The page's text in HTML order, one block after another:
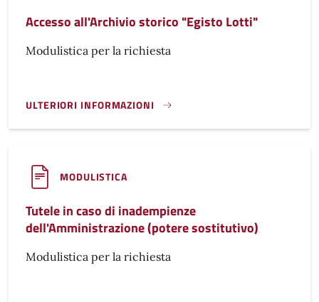
Accesso all'Archivio storico "Egisto Lotti"
Modulistica per la richiesta
ULTERIORI INFORMAZIONI
ACCESSO ALL'ARCHIVIO STORICO "EGISTO LOTTI"}
MODULISTICA
Tutele in caso di inadempienze
dell'Amministrazione (potere sostitutivo)
Modulistica per la richiesta